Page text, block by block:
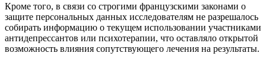
Кроме того, в связи со строгими французскими законами о
защите персональных данных исследователям не разрешалось
собирать информацию о текущем использовании участниками
антидепрессантов или психотерапии, что оставляло открытой
возможность влияния сопутствующего лечения на результаты.